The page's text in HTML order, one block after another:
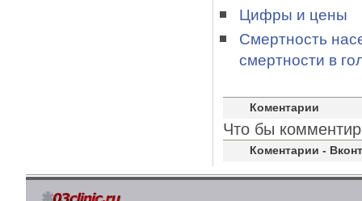
Цифры и цены
Смертность
смертности в
Коментарии
Что бы
Коментарии -